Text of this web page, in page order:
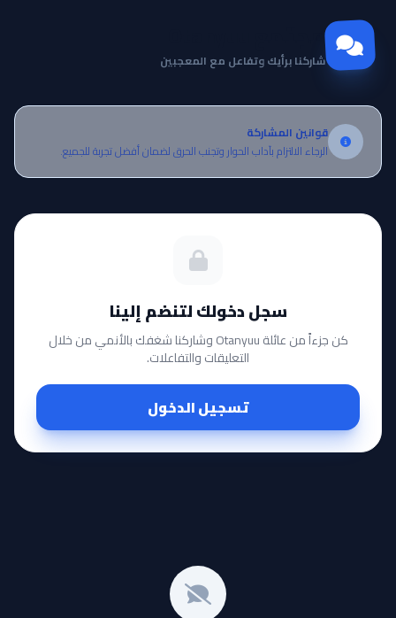
مجتمع Otanyuu
شاركنا برأيك وتفاعل مع المعجبين
قوانين المشاركة
الرجاء الالتزام بآداب الحوار وتجنب الحرق لضمان أفضل تجربة للجميع.
سجل دخولك لتنضم إلينا
كن جزءاً من عائلة Otanyuu وشاركنا شغفك بالأنمي من خلال
التعليقات والتفاعلات.
تسجيل الدخول